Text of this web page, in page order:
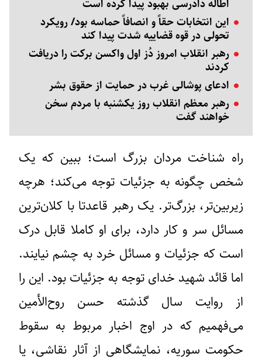
اطاله دادرسی بهبود پیدا کرده است
این انتخابات حقاً و انصافاً حماسه بود/ رویکرد
تحولی در قوه قضاییه شدت پیدا کند
رهبر انقلاب امروز دُز اول واکسن برکت را دریافت
کردند
ادعای پوشالی غرب در حمایت از حقوق بشر
رهبر معظم انقلاب روز یکشنبه با مردم سخن
خواهند گفت
راه شناخت مردان بزرگ است؛ ببین که یک
شخص چگونه به جزئیات توجه می‌کند؛ هرچه
زیربین‌تر، بزرگ‌تر. یک رهبر قاعدتا با کلان‌ترین
مسائل سر و کار دارد، برای او کاملا قابل درک
است که جزئیات و مسائل خرد به چشم نیایند.
اما قائد شهید خدای توجه به جزئیات بود. این را
از روایت سال گذشته حسن روح‌الأمین
می‌فهمیم که در اوج اخبار مربوط به سقوط
حکومت سوریه، نمایشگاهی از آثار نقاشی، یا